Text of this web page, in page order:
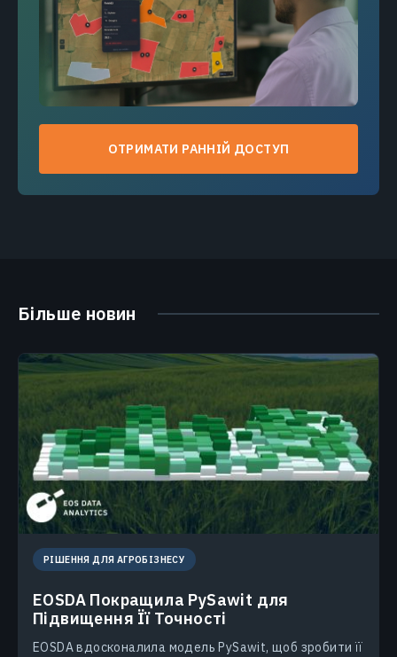
ОТРИМАТИ РАННІЙ ДОСТУП
Більше новин
РІШЕННЯ ДЛЯ АГРОБІЗНЕСУ
EOSDA Покращила PySawit для
Підвищення Її Точності
EOSDA вдосконалила модель PySawit, щоб зробити її